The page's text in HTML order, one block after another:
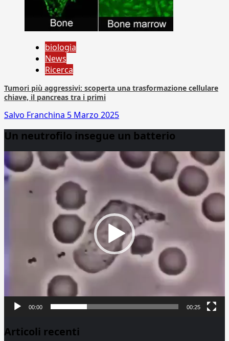
biologia
News
Ricerca
Tumori più aggressivi: scoperta una trasformazione cellulare
chiave, il pancreas tra i primi
Salvo Franchina 5 Marzo 2025
Un neutrofilo insegue un batterio
Player
00:00 00:25
Articoli recenti